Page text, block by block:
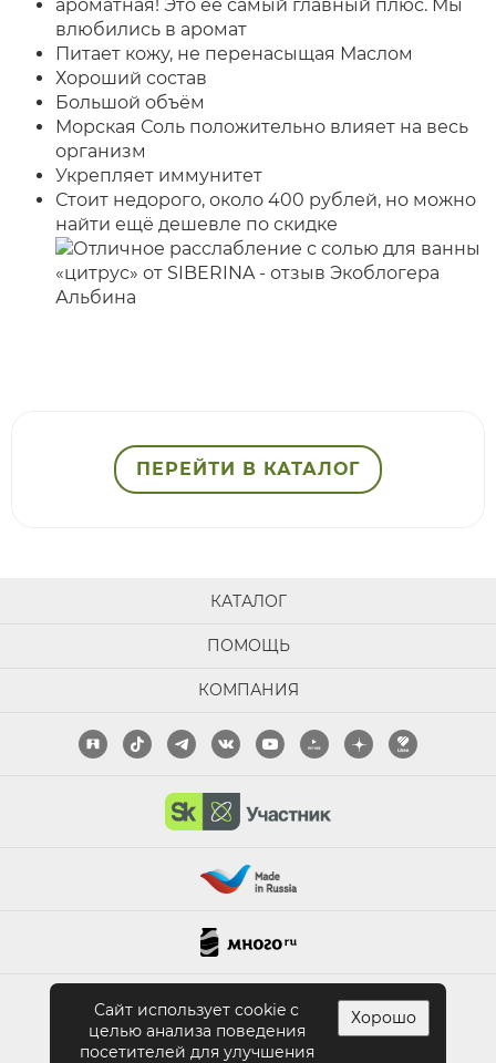
ароматная! Это ее самый главный плюс. Мы
влюбились в аромат
Питает кожу, не перенасыщая Маслом
Хороший состав
Большой объём
Морская Соль положительно влияет на весь
организм
Укрепляет иммунитет
Стоит недорого, около 400 рублей, но можно
найти ещё дешевле по скидке
ПЕРЕЙТИ В КАТАЛОГ
КАТАЛОГ
ПОМОЩЬ
КОМПАНИЯ
ПОЛНАЯ ВЕРСИЯ САЙТА
Сайт использует cookie с
целью анализа поведения
посетителей для улучшения
Хорошо